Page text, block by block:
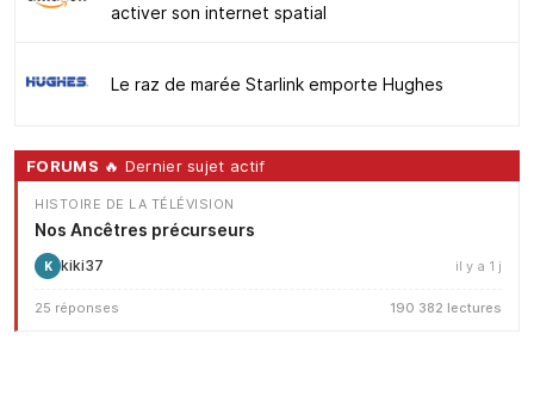
activer son internet spatial
Le raz de marée Starlink emporte Hughes
FORUMS 🔥 Dernier sujet actif
HISTOIRE DE LA TÉLÉVISION
Nos Ancêtres précurseurs
K kiki37 il y a 1 j
25 réponses 190 382 lectures